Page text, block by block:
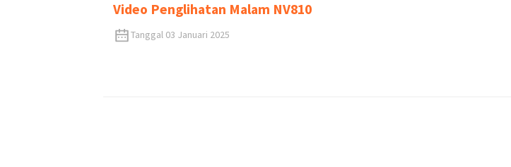
Video Penglihatan Malam NV810
Tanggal 03 Januari 2025